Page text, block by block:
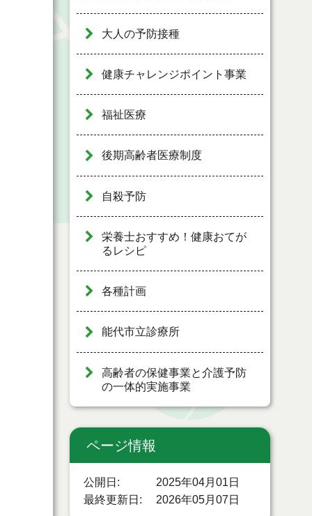
大人の予防接種
健康チャレンジポイント事業
福祉医療
後期高齢者医療制度
自殺予防
栄養士おすすめ！健康おてが
るレシピ
各種計画
能代市立診療所
高齢者の保健事業と介護予防
の一体的実施事業
ページ情報
公開日
2025年04月01日
最終更新日
2026年05月07日